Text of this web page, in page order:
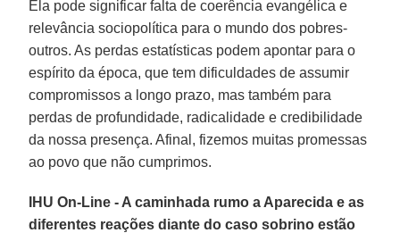
Ela pode significar falta de coerência evangélica e
relevância sociopolítica para o mundo dos pobres-
outros. As perdas estatísticas podem apontar para o
espírito da época, que tem dificuldades de assumir
compromissos a longo prazo, mas também para
perdas de profundidade, radicalidade e credibilidade
da nossa presença. Afinal, fizemos muitas promessas
ao povo que não cumprimos.
IHU On-Line - A caminhada rumo a Aparecida e as
diferentes reações diante do caso sobrino estão